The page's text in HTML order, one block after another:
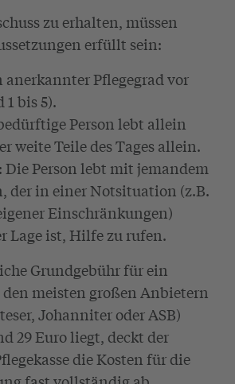
zu erhalten, müssen
erfüllt sein:
anerkannter Pflegegrad vor
1 bis 5).
Person lebt allein
weite Teile des Tages allein.
Person lebt mit jemandem
der in einer Notsituation (z.B.
Einschränkungen)
Lage ist, Hilfe zu rufen.
Grundgebühr für ein
meisten großen Anbietern
Johanniter oder ASB)
29 Euro liegt, deckt der
die Kosten für die